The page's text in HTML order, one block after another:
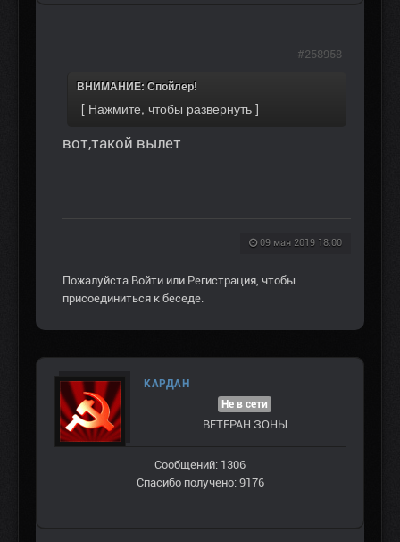
ВНИМАНИЕ: Спойлер!
вот,такой вылет
09 мая 2019 18:00
#258958
Пожалуйста Войти или Регистрация , чтобы
присоединиться к беседе.
КАРДАН
Не в сети
ВЕТЕРАН ЗOНЫ
Сообщений: 1306
Спасибо получено: 9176